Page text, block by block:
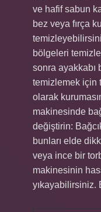
ve hafif sabun
bez veya fırça
bölgeleri
sonra ayakkabı
temizlemek için
olarak
makinesinde
değiştirin:
bunları elde
veya ince bir
makinesinin
yıkayabilirsiniz.